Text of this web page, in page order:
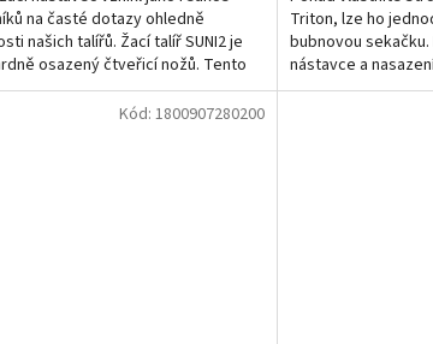
na časté dotazy ohledně
našich talířů. Žací talíř SUNI2 je
osazený čtveřicí nožů. Tento
SUNI2...
Triton, lze ho
bubnovou
nástavce a
je otázkou max. 15...
Kód: 1800907280200